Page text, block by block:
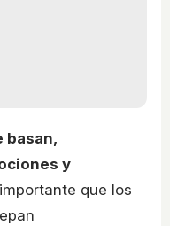
basan,
y
que los